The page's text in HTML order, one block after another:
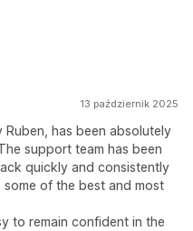
13 październik 2025
has been absolutely
support team has been
quickly and consistently
some of the best and most
to remain confident in the